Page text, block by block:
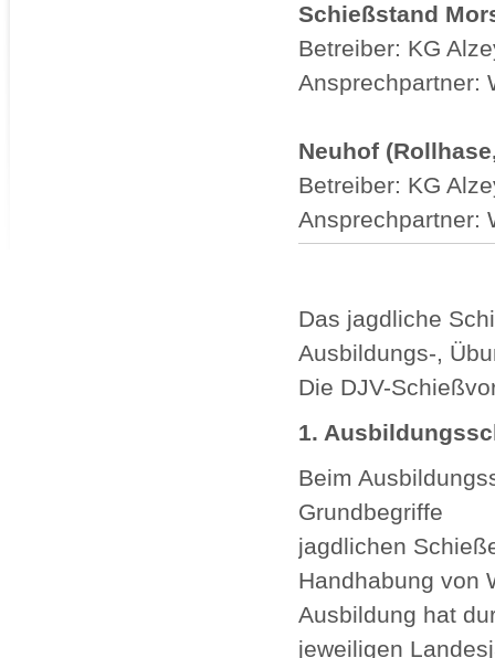
Schießstand
Betreiber: KG
Ansprechpartner:
Neuhof
Betreiber: KG
Ansprechpartner:
Das jagdliche
Ausbildungs-,
Die DJV-
1.
Beim
Grundbegriffe
jagdlichen
Handhabung von
Ausbildung hat
jeweiligen